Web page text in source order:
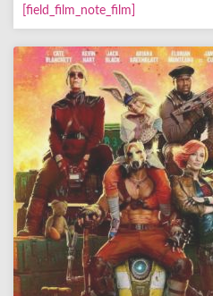
[field_film_note_film]